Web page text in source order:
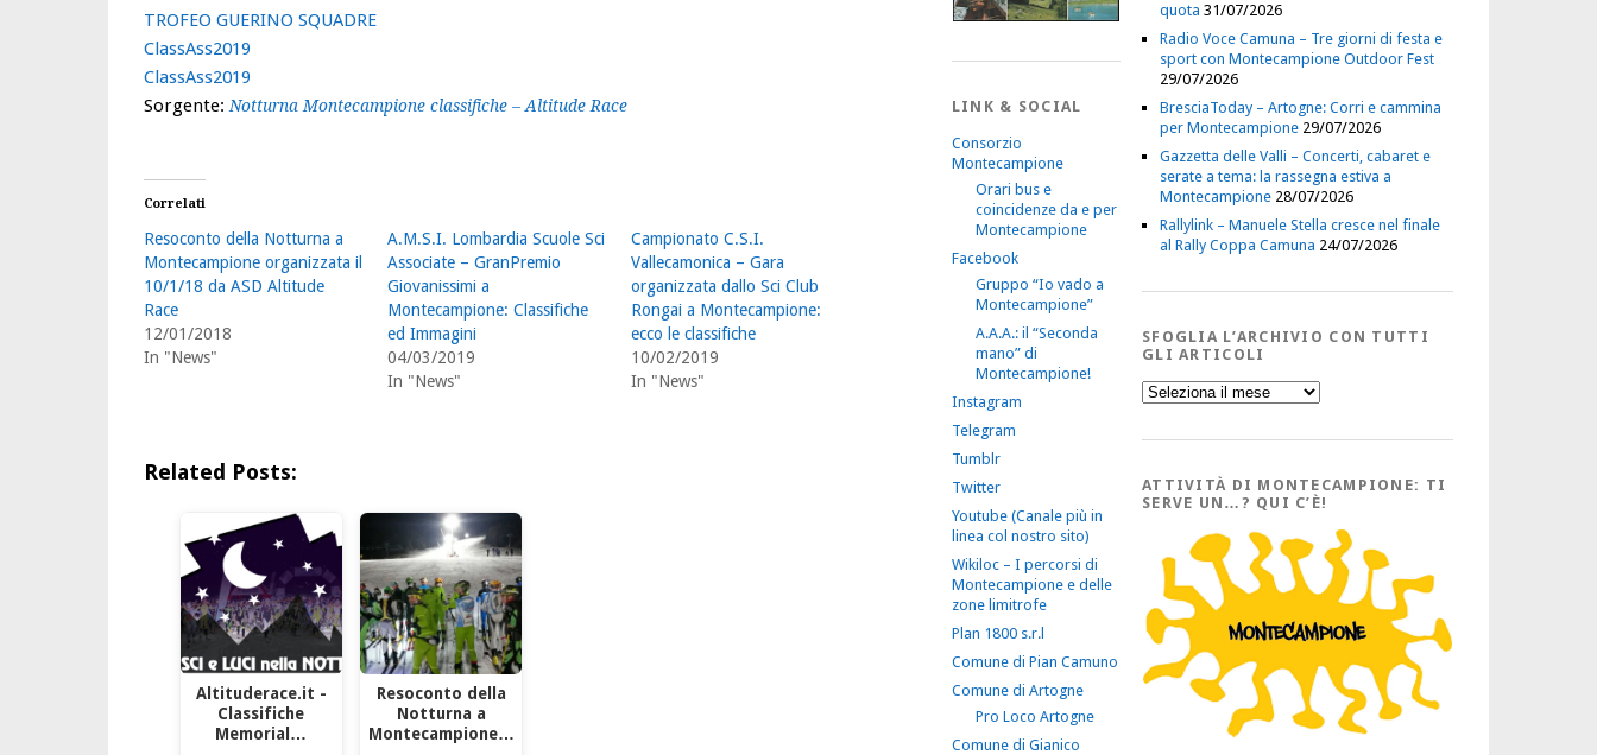
TROFEO GUERINO SQUADRE
ClassAss2019
ClassAss2019
Sorgente:Notturna Montecampione classifiche – Altitude Race
Correlati
Resoconto della Notturna a
Montecampione organizzata il
10/1/18 da ASD Altitude
Race
12/01/2018
In "News"
A.M.S.I. Lombardia Scuole Sci
Associate – GranPremio
Giovanissimi a
Montecampione: Classifiche
ed Immagini
04/03/2019
In "News"
Campionato C.S.I.
Vallecamonica – Gara
organizzata dallo Sci Club
Rongai a Montecampione:
ecco le classifiche
10/02/2019
In "News"
Related Posts:
Altituderace.it -
Classifiche
Memorial…
Resoconto della
Notturna a
Montecampione…
LINK & SOCIAL
Consorzio
Montecampione
Orari bus e
coincidenze da e per
Montecampione
Facebook
Gruppo “Io vado a
Montecampione”
A.A.A.: il “Seconda
mano” di
Montecampione!
Instagram
Telegram
Tumblr
Twitter
Youtube (Canale più in
linea col nostro sito)
Wikiloc – I percorsi di
Montecampione e delle
zone limitrofe
Plan 1800 s.r.l
Comune di Pian Camuno
Comune di Artogne
Pro Loco Artogne
Comune di Gianico
quota 31/07/2026
Radio Voce Camuna – Tre giorni di festa e
sport con Montecampione Outdoor Fest
29/07/2026
BresciaToday – Artogne: Corri e cammina
per Montecampione 29/07/2026
Gazzetta delle Valli – Concerti, cabaret e
serate a tema: la rassegna estiva a
Montecampione 28/07/2026
Rallylink – Manuele Stella cresce nel finale
al Rally Coppa Camuna 24/07/2026
SFOGLIA L’ARCHIVIO CON TUTTI
GLI ARTICOLI
Sfoglia
l’Archivio
tutti
Articoli
ATTIVITÀ DI MONTECAMPIONE: TI
SERVE UN…? QUI C’È!